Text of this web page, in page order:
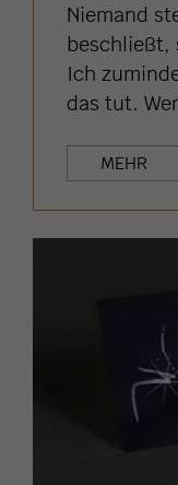
Niemand
beschließt,
Ich
das tut.
MEHR